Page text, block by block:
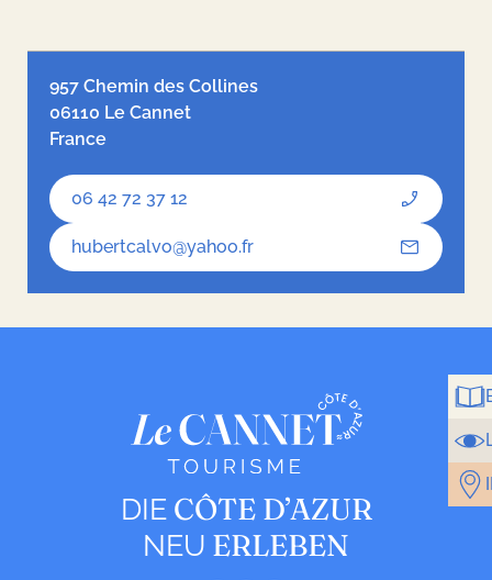
957 Chemin des Collines
06110 Le Cannet
France
06 42 72 37 12
hubertcalvo@yahoo.fr
DIECÔTE D’AZUR
NEU ERLEBEN